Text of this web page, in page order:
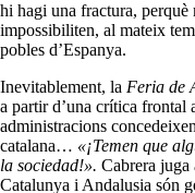
hi hagi una fractura,
impossibiliten, al mateix
pobles d’Espanya.
Inevitablement, la Feria de
a partir d’una crítica frontal
administracions
catalana… «¡Temen que
la sociedad!». Cabrera juga
Catalunya i Andalusia són